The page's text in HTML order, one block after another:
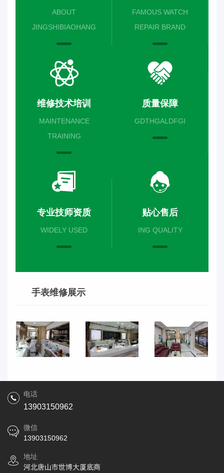
ABOUT
JINGSHIBIAOHANG
FAMOUS WATCH
REPAIR BRAND
维修技术培训
MAINTENANCE
TRAINING
质量保障
GDTHGALDFGI
专业技师资质
WIDELY USED
贴心售后
ING QUALITY
手表维修展示
电话
13903150962
微信
13903150962
地址
河北唐山市世博大厦底商